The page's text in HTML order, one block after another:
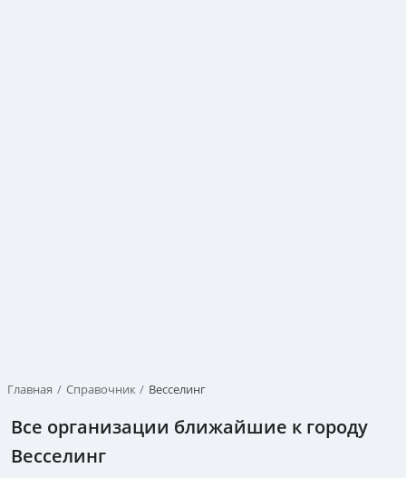
Главная Справочник Весселинг
Все организации ближайшие к городу
Весселинг